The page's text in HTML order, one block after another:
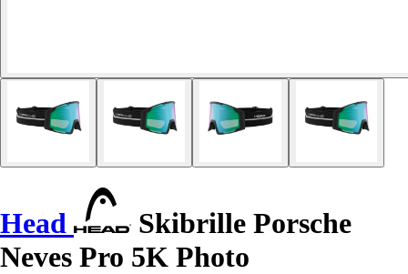
Head
Skibrille Porsche
Neves Pro 5K Photo